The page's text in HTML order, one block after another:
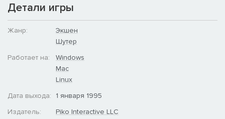
Детали игры
Жанр:
Экшен
Шутер
Работает на:
Windows
Mac
Linux
Дата выхода:
1 января 1995
Издатель:
Piko Interactive LLC